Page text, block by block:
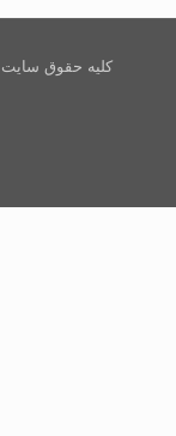
کلیه حقوق سایت